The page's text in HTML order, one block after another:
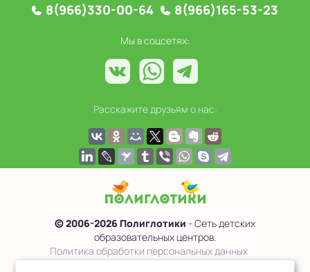
8(966)330-00-64 8(966)165-53-23
Мы в соцсетях:
Расскажите друзьям о нас:
© 2006-2026 Полиглотики - Сеть детских
образовательных центров.
Политика обработки персональных данных
Сведения об образовательной организации